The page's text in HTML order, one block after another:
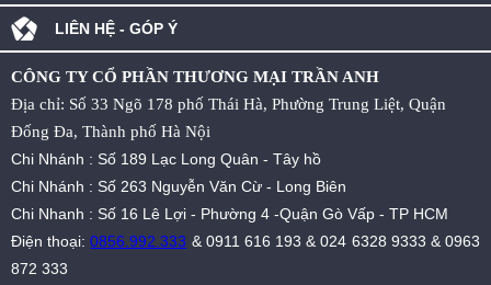
LIÊN HỆ - GÓP Ý
CÔNG TY CỔ PHẦN THƯƠNG MẠI TRẦN ANH
Địa chỉ: Số 33 Ngõ 178 phố Thái Hà, Phường Trung Liệt, Quận
Đống Đa, Thành phố Hà Nội
Chi Nhánh : Số 189 Lạc Long Quân - Tây hồ
Chi Nhánh : Số 263 Nguyễn Văn Cừ - Long Biên
Chi Nhanh : Số 16 Lê Lợi - Phường 4 -Quận Gò Vấp - TP HCM
Điện thoại:0856.992.333 & 0911 616 193 &024 6328 9333 &0963
872 333